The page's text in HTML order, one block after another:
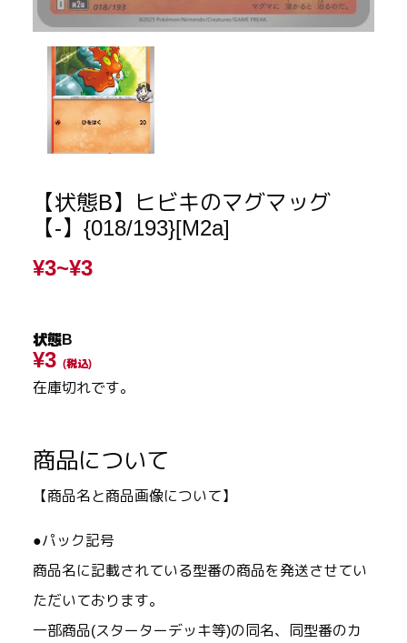
【状態B】ヒビキのマグマッグ
【-】{018/193}[M2a]
¥3~¥3
状態B
¥3 (税込)
在庫切れです。
商品について
【商品名と商品画像について】
●パック記号
商品名に記載されている型番の商品を発送させてい
ただいております。
一部商品(スターターデッキ等)の同名、同型番のカ